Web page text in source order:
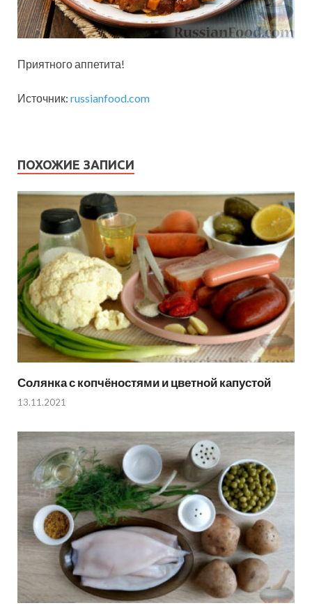
Приятного аппетита!
Источник: russianfood.com
ПОХОЖИЕ ЗАПИСИ
Солянка с копчёностями и цветной капустой
13.11.2021